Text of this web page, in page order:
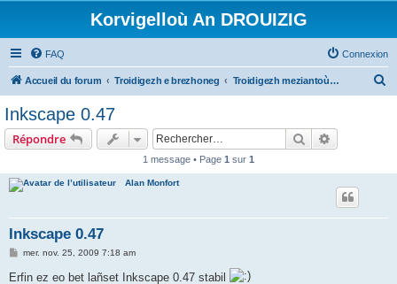
Korvigelloù An DROUIZIG
FAQ Connexion
Accueil du forum Troidigezh e brezhoneg Troidigezh meziantoù all (frank a wirioù evit an darn vrasañ anezho)
Inkscape 0.47
Répondre Rechercher
1 message • Page 1 sur 1
Alan Monfort
Inkscape 0.47
M
s
mer. nov. 25, 2009 7:18 am
Erfin ez eo bet lañset Inkscape 0.47 stabil